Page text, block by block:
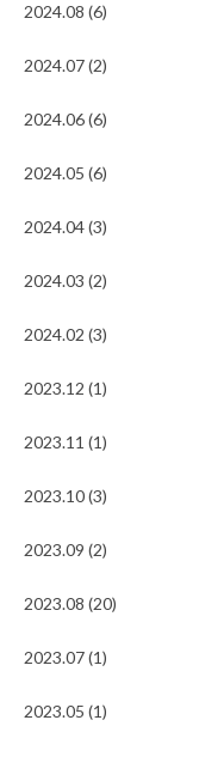
2024.08 (6)
2024.07 (2)
2024.06 (6)
2024.05 (6)
2024.04 (3)
2024.03 (2)
2024.02 (3)
2023.12 (1)
2023.11 (1)
2023.10 (3)
2023.09 (2)
2023.08 (20)
2023.07 (1)
2023.05 (1)